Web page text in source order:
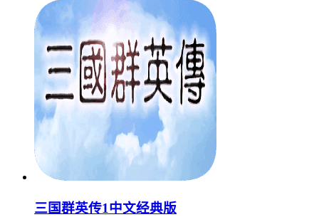
三国群英传1中文经典版